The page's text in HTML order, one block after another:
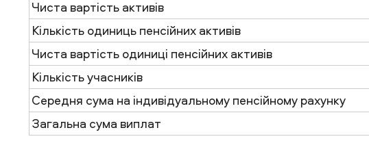
Чиста вартість активів
Кількість одиниць пенсійних активів
Чиста вартість одиниці пенсійних активів
Кількість учасників
Середня сума на індивідуальному пенсійному рахунку
Загальна сума виплат